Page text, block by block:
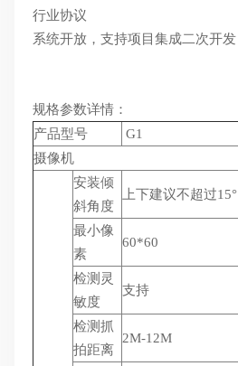
行业协议
系统开放，支持项目集成二次开发
规格参数详情：
产品型号
G1
摄像机
安装倾
斜角度
上下建议不超过15°
最小像
素
60*60
检测灵
敏度
支持
检测抓
拍距离
2M-12M